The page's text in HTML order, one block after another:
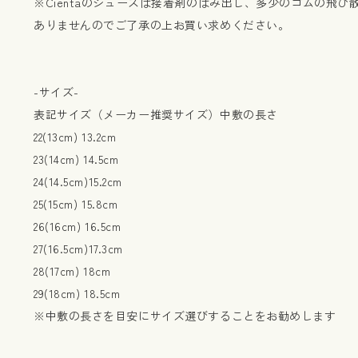
ありませんのでご了承の上お買い求めください。
-サイズ-
表記サイズ（メーカー推奨サイズ）中敷の長さ
22(13cm) 13.2cm
23(14cm) 14.5cm
24(14.5cm)15.2cm
25(15cm) 15.8cm
26(16cm) 16.5cm
27(16.5cm)17.3cm
28(17cm) 18cm
29(18cm) 18.5cm
※中敷の長さを目安にサイズ選びすることをお勧めします